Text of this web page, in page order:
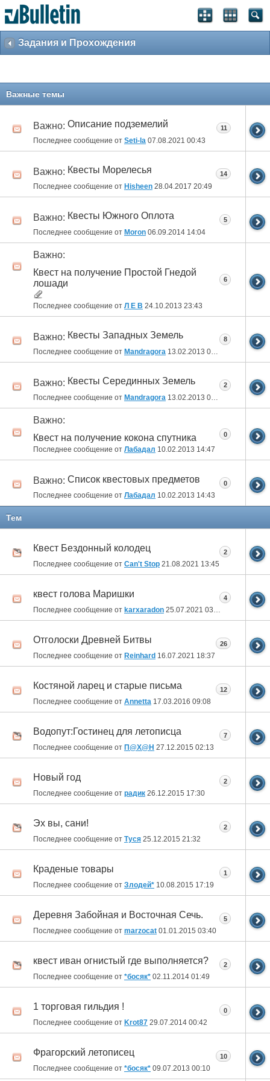
Задания и Прохождения
Важные темы
Важно: Описание подземелий
Последнее сообщение от Seti-la 07.08.2021 00:43
11
Важно: Квесты Морелесья
Последнее сообщение от Hisheen 28.04.2017 20:49
14
Важно: Квесты Южного Оплота
Последнее сообщение от Moron 06.09.2014 14:04
5
Важно:
Квест на получение Простой Гнедой
лошади
Последнее сообщение от Л Е В 24.10.2013 23:43
6
Важно: Квесты Западных Земель
Последнее сообщение от Mandragora 13.02.2013 05:03
8
Важно: Квесты Серединных Земель
Последнее сообщение от Mandragora 13.02.2013 04:42
2
Важно:
Квест на получение кокона спутника
Последнее сообщение от Лабадал 10.02.2013 14:47
0
Важно: Список квестовых предметов
Последнее сообщение от Лабадал 10.02.2013 14:43
0
Тем
Квест Бездонный колодец
Последнее сообщение от Can't Stop 21.08.2021 13:45
2
квест голова Маришки
Последнее сообщение от karxaradon 25.07.2021 03:28
4
Отголоски Древней Битвы
Последнее сообщение от Reinhard 16.07.2021 18:37
26
Костяной ларец и старые письма
Последнее сообщение от Annetta 17.03.2016 09:08
12
Водопут:Гостинец для летописца
Последнее сообщение от П@Х@Н 27.12.2015 02:13
7
Новый год
Последнее сообщение от радик 26.12.2015 17:30
2
Эх вы, сани!
Последнее сообщение от Туся 25.12.2015 21:32
2
Краденые товары
Последнее сообщение от Злодей* 10.08.2015 17:19
1
Деревня Забойная и Восточная Сечь.
Последнее сообщение от marzocat 01.01.2015 03:40
5
квест иван огнистый где выполняется?
Последнее сообщение от *босяк* 02.11.2014 01:49
2
1 торговая гильдия !
Последнее сообщение от Krot87 29.07.2014 00:42
0
Фрагорский летописец
Последнее сообщение от *босяк* 09.07.2013 00:10
10